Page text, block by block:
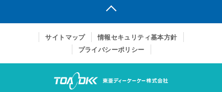
サイトマップ
情報セキュリティ基本方針
プライバシーポリシー